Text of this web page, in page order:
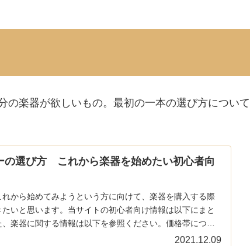
の楽器が欲しいもの。最初の一本の選び方について
の選び方 これから楽器を始めたい初心者向
から始めてみようという方に向けて、楽器を購入する際
いと思います。当サイトの初心者向け情報は以下にまと
楽器に関する情報は以下を参照ください。価格帯につい
ッ...
2021.12.09